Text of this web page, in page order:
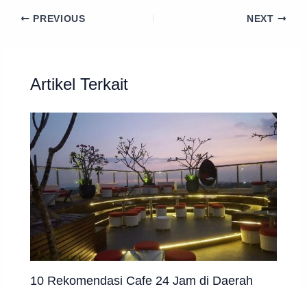
PREVIOUS NEXT
Artikel Terkait
10 Rekomendasi Cafe 24 Jam di Daerah